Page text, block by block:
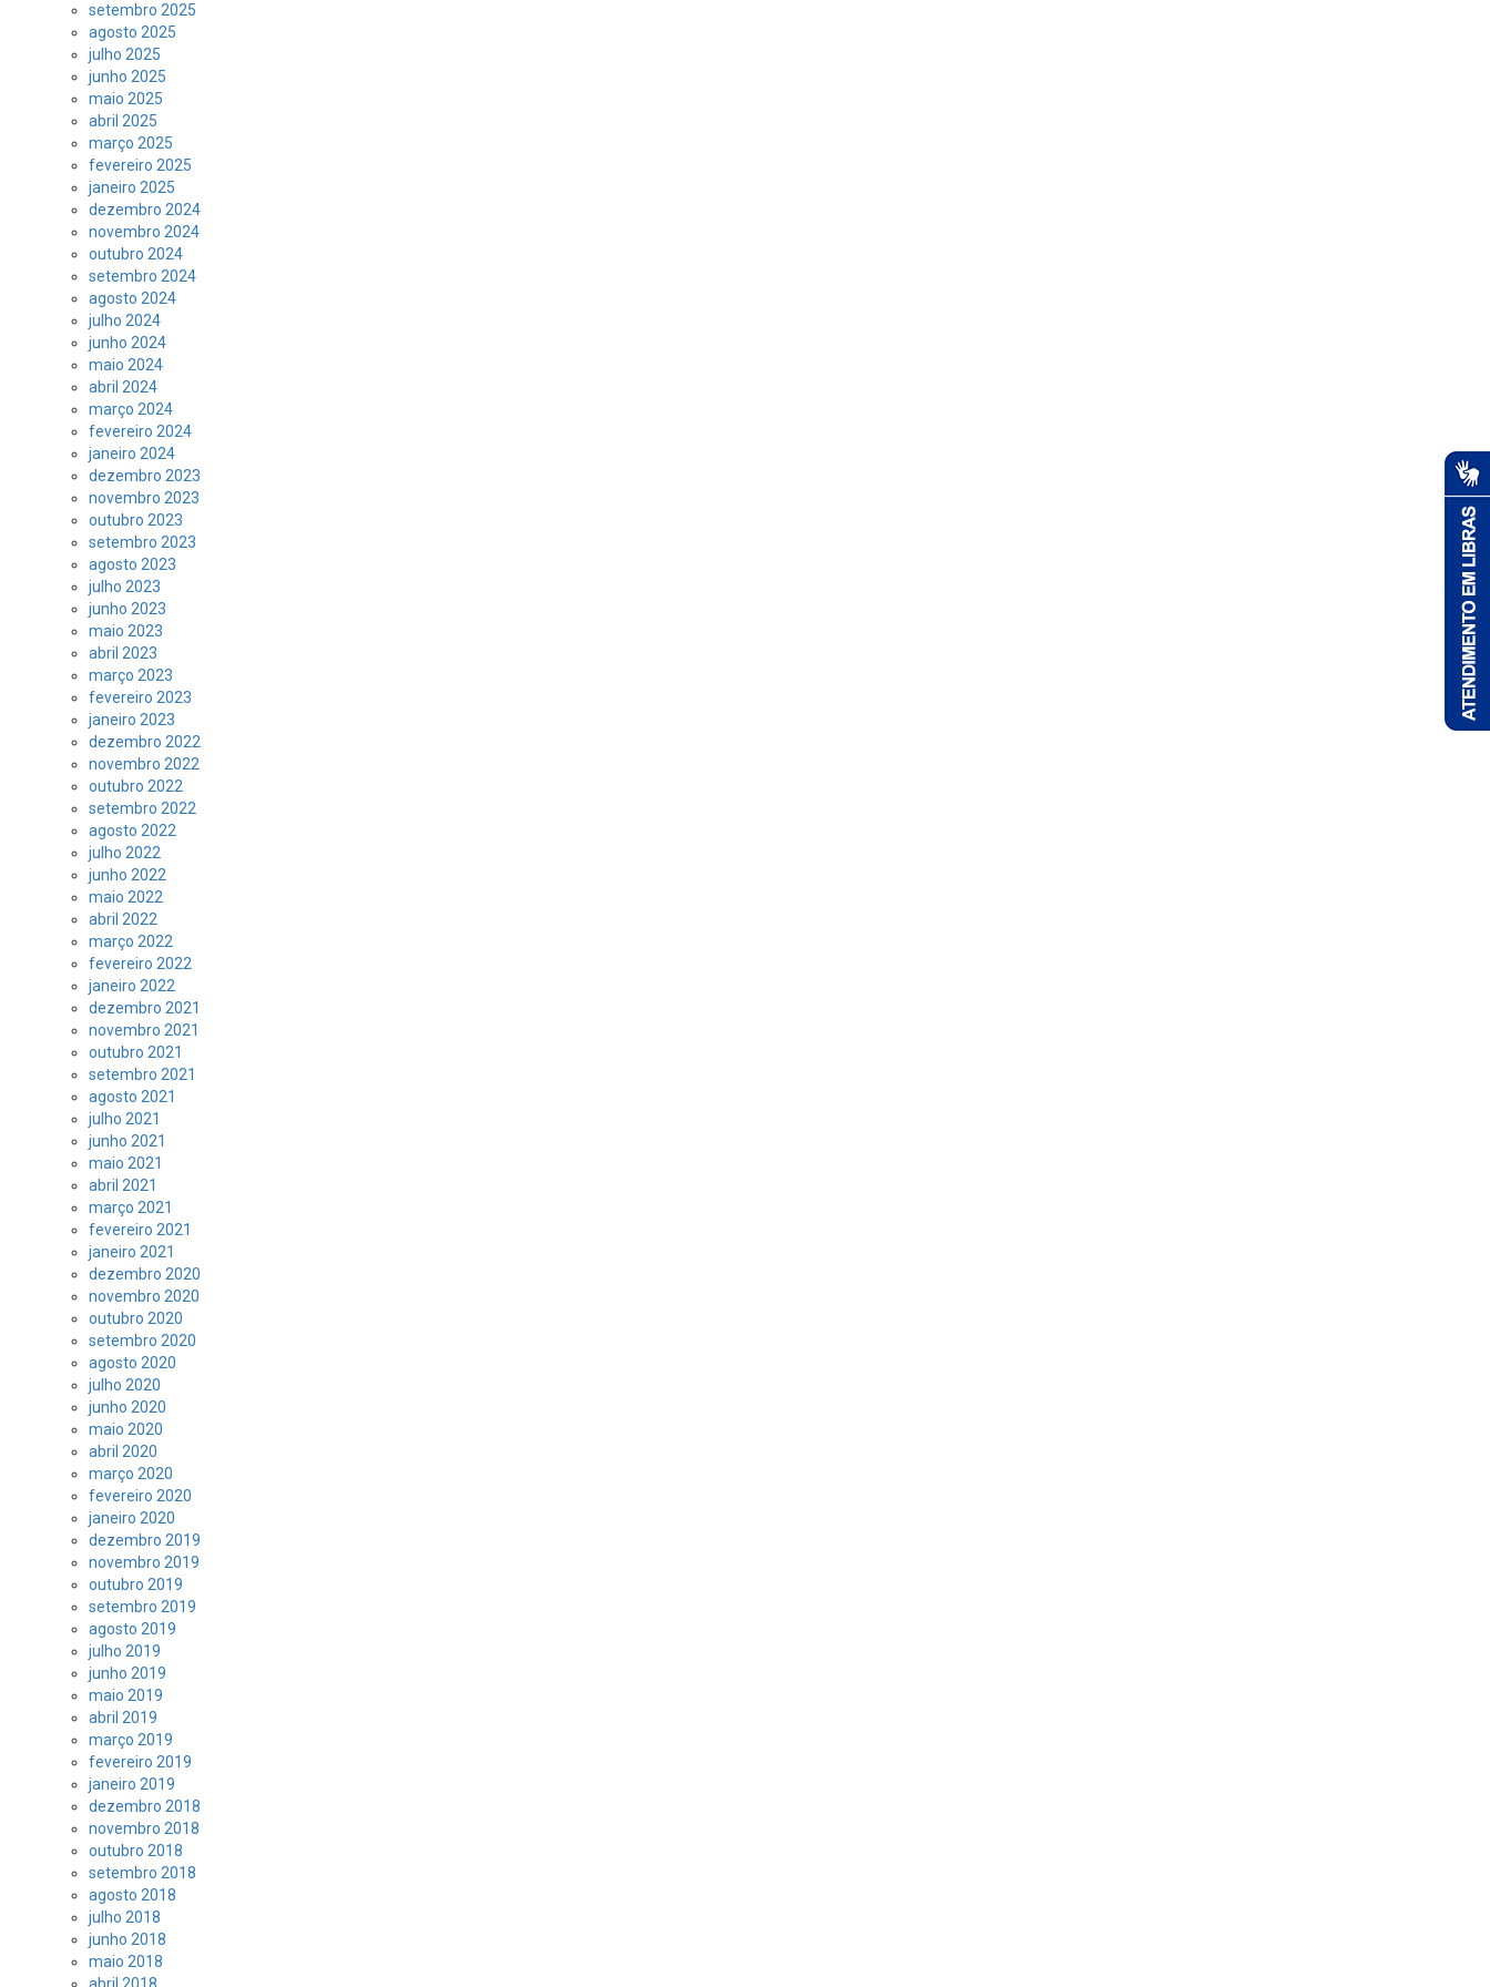
setembro 2025
agosto 2025
julho 2025
junho 2025
maio 2025
abril 2025
março 2025
fevereiro 2025
janeiro 2025
dezembro 2024
novembro 2024
outubro 2024
setembro 2024
agosto 2024
julho 2024
junho 2024
maio 2024
abril 2024
março 2024
fevereiro 2024
janeiro 2024
dezembro 2023
novembro 2023
outubro 2023
setembro 2023
agosto 2023
julho 2023
junho 2023
maio 2023
abril 2023
março 2023
fevereiro 2023
janeiro 2023
dezembro 2022
novembro 2022
outubro 2022
setembro 2022
agosto 2022
julho 2022
junho 2022
maio 2022
abril 2022
março 2022
fevereiro 2022
janeiro 2022
dezembro 2021
novembro 2021
outubro 2021
setembro 2021
agosto 2021
julho 2021
junho 2021
maio 2021
abril 2021
março 2021
fevereiro 2021
janeiro 2021
dezembro 2020
novembro 2020
outubro 2020
setembro 2020
agosto 2020
julho 2020
junho 2020
maio 2020
abril 2020
março 2020
fevereiro 2020
janeiro 2020
dezembro 2019
novembro 2019
outubro 2019
setembro 2019
agosto 2019
julho 2019
junho 2019
maio 2019
abril 2019
março 2019
fevereiro 2019
janeiro 2019
dezembro 2018
novembro 2018
outubro 2018
setembro 2018
agosto 2018
julho 2018
junho 2018
maio 2018